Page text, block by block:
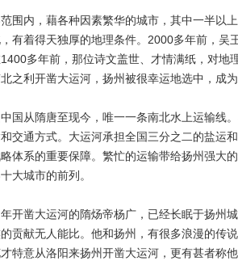
内，藉各种因素繁华的城市，其中一半以上
有着得天独厚的地理条件。2000多年前，吴
多年前，那位诗文盖世、才情满纸，对地
之利开凿大运河，扬州被很幸运地选中，成
从隋唐至现今，唯一一条南北水上运输线。
交通方式。大运河承担全国三分之二的盐运
体系的重要保障。繁忙的运输带给扬州强大
大城市的前列。
凿大运河的隋炀帝杨广，已经长眠于扬州
贡献无人能比。他和扬州，有很多浪漫的传
特意从洛阳来扬州开凿大运河，更有甚者称